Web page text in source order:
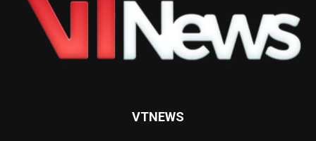
VTNEWS